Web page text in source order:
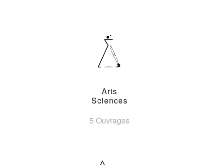
Arts
Sciences
5 Ouvrages